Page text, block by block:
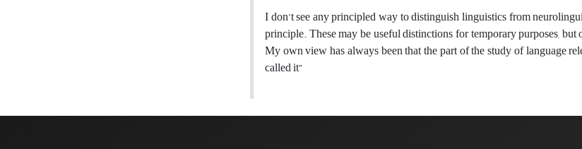
I don’t see any principled way to distinguish linguistics from
principle. These may be useful distinctions for temporary purposes,
My own view has always been that the part of the study of language
called it”